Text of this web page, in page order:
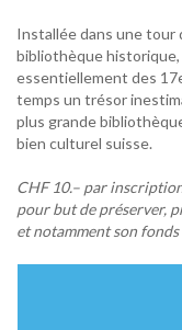
Installée dans une tour
bibliothèque
essentiellement des
temps un trésor
plus grande
bien culturel suisse.
CHF 10.– par
pour but de préserver,
et notamment son fonds